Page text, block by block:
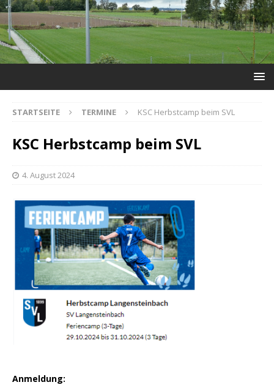
STARTSEITE TERMINE KSC Herbstcamp beim SVL
KSC Herbstcamp beim SVL
4. August 2024
Anmeldung: